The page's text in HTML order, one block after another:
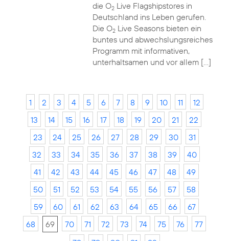
die O2Live Flagshipstores in
Deutschland ins Leben gerufen.
Die O2Live Seasons bieten ein
buntes und abwechslungsreiches
Programm mit informativen,
unterhaltsamen und vor allem […]
1 2 3 4 5 6 7 8 9 10 11
12
13
14 15 16 17 18 19 20 21
22
23
24 25 26 27 28 29 30
31
32
33 34 35 36 37 38 39
40
41
42 43 44 45 46 47 48
49
50
51 52 53 54 55 56 57
58
59
60 61 62 63 64 65 66
67
68
69 70 71 72 73 74 75 76
77